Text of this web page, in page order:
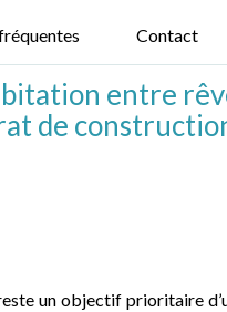
Contact
entre
de
un objectif prioritaire